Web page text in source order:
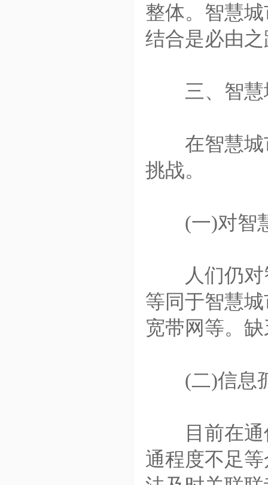
整体。智慧
结合是必由
三、智慧
在智慧城市
挑战。
(一)对智慧
人们仍对智
等同于智慧
宽带网等。
(二)信息孤
目前在通信
通程度不足